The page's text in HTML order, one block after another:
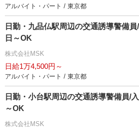
アルバイト・パート / 東京都
日勤・九品仏駅周辺の交通誘導警備
日～OK
株式会社MSK
日給1万4,500円～
アルバイト・パート / 東京都
日勤・小台駅周辺の交通誘導警備員/
～OK
株式会社MSK